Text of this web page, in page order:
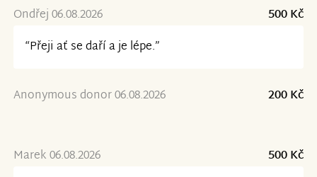
Ondřej 06.08.2026
500 Kč
“Přeji ať se daří a je lépe.”
Anonymous donor 06.08.2026 200 Kč
Marek 06.08.2026
500 Kč